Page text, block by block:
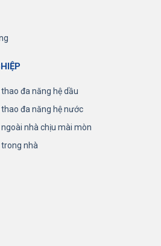
đa năng hệ dầu
đa năng hệ nước
nhà chịu mài mòn
nhà